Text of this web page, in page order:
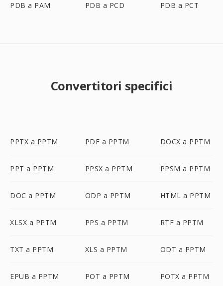
PDB a PAM PDB a PCD PDB a PCT
Convertitori specifici
PPTX a PPTM PDF a PPTM DOCX a PPTM
PPT a PPTM PPSX a PPTM PPSM a PPTM
DOC a PPTM ODP a PPTM HTML a PPTM
XLSX a PPTM PPS a PPTM RTF a PPTM
TXT a PPTM XLS a PPTM ODT a PPTM
EPUB a PPTM POT a PPTM POTX a PPTM